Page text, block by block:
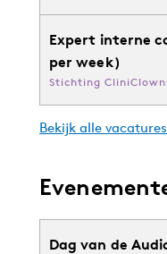
Expert interne
per week)
Stichting
Bekijk alle vacatures
Dag van de